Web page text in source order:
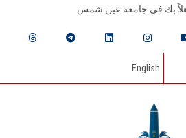
بك في جامعة عين شمس
English